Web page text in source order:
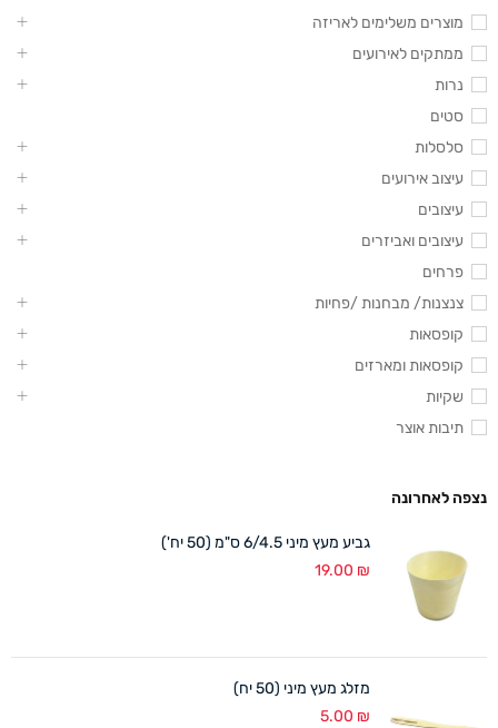
מוצרים משלימים לאריזה
ממתקים לאירועים
נרות
סטים
סלסלות
עיצוב אירועים
עיצובים
עיצובים ואביזרים
פרחים
צנצנות/ מבחנות /פחיות
קופסאות
קופסאות ומארזים
שקיות
תיבות אוצר
נצפה לאחרונה
גביע מעץ מיני 6/4.5 ס"מ (50 יח')
19.00 ₪
מזלג מעץ מיני (50 יח)
5.00 ₪